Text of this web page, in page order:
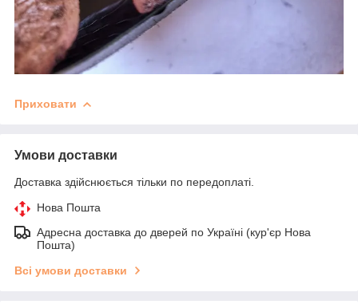
Приховати
Умови доставки
Доставка здійснюється тільки по передоплаті.
Нова Пошта
Адресна доставка до дверей по Україні (кур'єр Нова
Пошта)
Всі умови доставки